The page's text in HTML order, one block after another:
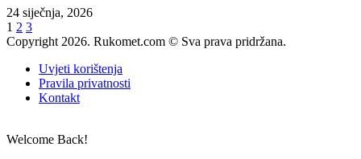
24 siječnja, 2026
1 2 3
Copyright 2026. Rukomet.com © Sva prava pridržana.
Uvjeti korištenja
Pravila privatnosti
Kontakt
Welcome Back!